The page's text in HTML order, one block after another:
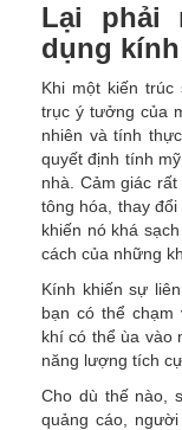
Lại phải
dụng
Khi một kiến
trục ý tưởng của
nhiên và tính
quyết định tính
nhà. Cảm giác
tông hóa, thay
khiến nó khá
cách của những
Kính khiến sự
bạn có thể chạm
khí có thể ùa vào
năng lượng tích
Cho dù thế nào,
quảng cáo,